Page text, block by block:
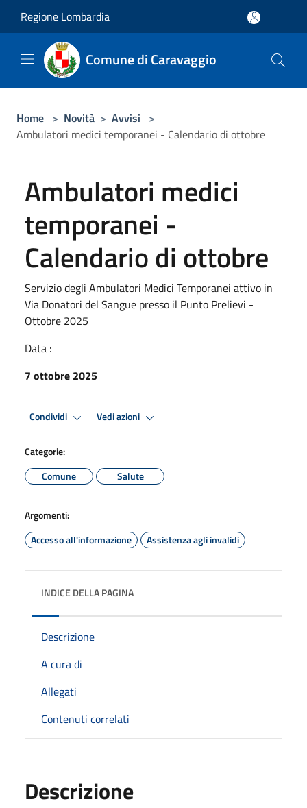
Regione Lombardia
Comune di Caravaggio
Home > Novità > Avvisi >
Ambulatori medici temporanei - Calendario di ottobre
Ambulatori medici
temporanei -
Calendario di ottobre
Servizio degli Ambulatori Medici Temporanei attivo in
Via Donatori del Sangue presso il Punto Prelievi -
Ottobre 2025
Data :
7 ottobre 2025
Condividi Vedi azioni
Categorie:
Comune
Salute
Argomenti:
Accesso all'informazione
Assistenza agli invalidi
INDICE DELLA PAGINA
Descrizione
A cura di
Allegati
Contenuti correlati
Descrizione